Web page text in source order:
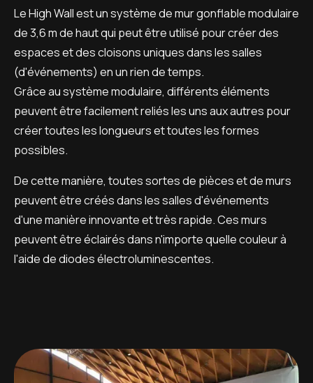
Le High Wall est un système de mur gonflable modulaire
de 3,6 m de haut qui peut être utilisé pour créer des
espaces et des cloisons uniques dans les salles
(d'événements) en un rien de temps.
Grâce au système modulaire, différents éléments
peuvent être facilement reliés les uns aux autres pour
créer toutes les longueurs et toutes les formes
possibles.
De cette manière, toutes sortes de pièces et de murs
peuvent être créés dans les salles d'événements
d'une manière innovante et très rapide. Ces murs
peuvent être éclairés dans n'importe quelle couleur à
l'aide de diodes électroluminescentes.